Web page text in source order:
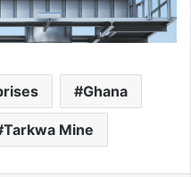
Ghana
Tarkwa Mine